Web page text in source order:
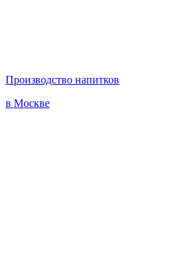
Производство напитков
в Москве